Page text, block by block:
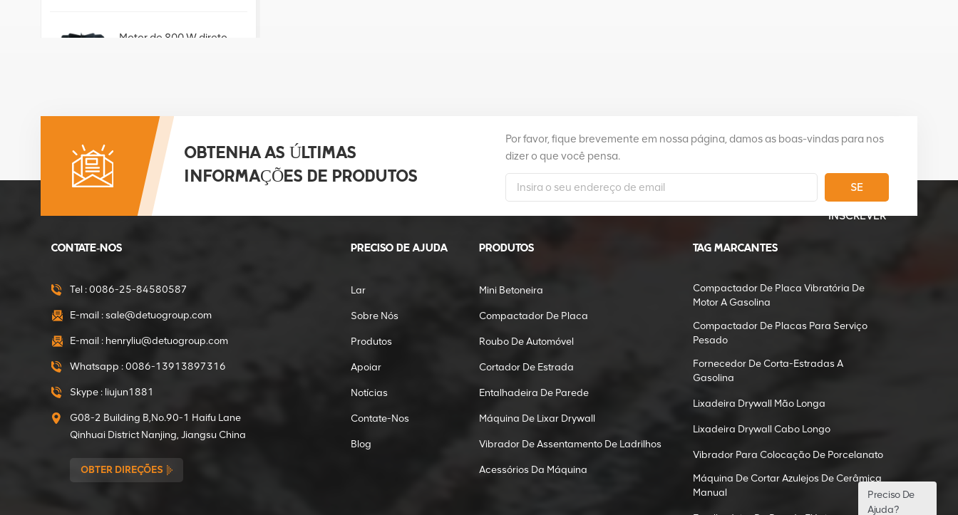
Motor de 800 W direto
Motor de 850 W direto
da fábrica da betoneira
portátil
VER DETALHES
W direto da fábrica da
VER DETALHES
de 550 W direto da
fábrica da mini
Embreagens de
diâmetro interno de 15
mm para o
compactador
VER DETALHES
OBTENHA AS ÚLTIMAS
INFORMAÇÕES DE PRODUTOS
Por favor, fique brevemente em nossa página, damos as boas-vindas para nos
dizer o que você pensa.
SE
INSCREVER
CONTATE-NOS
Tel :0086-25-84580587
E-mail :sale@detuogroup.com
E-mail : henryliu@detuogroup.com
Whatsapp :0086-13913897316
Skype : liujun1881
G08-2 Building B,No.90-1 Haifu Lane
Qinhuai District Nanjing, Jiangsu China
OBTER DIREÇÕES
PRECISO DE AJUDA
Lar
Sobre Nós
Produtos
Apoiar
Notícias
Contate-Nos
Blog
PRODUTOS
Mini Betoneira
Compactador De Placa
Roubo De Automóvel
Cortador De Estrada
Entalhadeira De Parede
Máquina De Lixar Drywall
Vibrador De Assentamento De Ladrilhos
Acessórios Da Máquina
TAG MARCANTES
Compactador De Placa Vibratória De
Motor A Gasolina
Compactador De Placas Para Serviço
Pesado
Fornecedor De Corta-Estradas A
Gasolina
Lixadeira Drywall Mão Longa
Lixadeira Drywall Cabo Longo
Vibrador Para Colocação De Porcelanato
Máquina De Cortar Azulejos De Cerâmica
Manual
Preciso De
Ajuda?